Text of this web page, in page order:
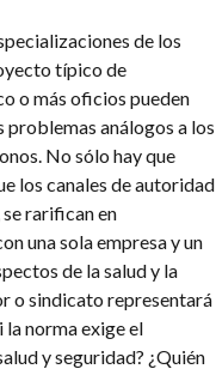
de los
típico de
o más oficios pueden
análogos a los
No sólo hay que
los canales de autoridad
rarifican en
una sola empresa y un
de la salud y la
o sindicato representará
norma exige el
y seguridad? ¿Quién